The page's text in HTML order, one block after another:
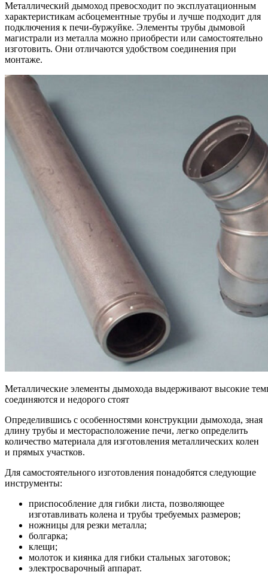
Металлический дымоход превосходит по эксплуатационным
характеристикам асбоцементные трубы и лучше подходит для
подключения к печи-буржуйке. Элементы трубы дымовой
магистрали из металла можно приобрести или самостоятельно
изготовить. Они отличаются удобством соединения при
монтаже.
Металлические элементы дымохода выдерживают высокие
соединяются и недорого стоят
Определившись с особенностями конструкции дымохода, зная
длину трубы и месторасположение печи, легко определить
количество материала для изготовления металлических колен
и прямых участков.
Для самостоятельного изготовления понадобятся следующие
инструменты:
приспособление для гибки листа, позволяющее
изготавливать колена и трубы требуемых размеров;
ножницы для резки металла;
болгарка;
клещи;
молоток и киянка для гибки стальных заготовок;
электросварочный аппарат.